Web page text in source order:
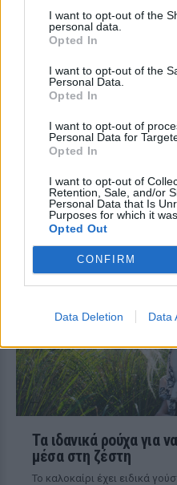
I want to opt-out of the
personal data.
Opted In
I want to opt-out of the
Personal Data.
Opted In
I want to opt-out of
Personal Data for
Opted In
I want to opt-out of
Retention, Sale, and/or
Personal Data that Is
Purposes for which it
Opted Out
CONFIRM
Data Deletion Data
Πώς
Έχει
το
Τα ιδανικά ρούχα για
μέσα στη ζέστη
To καλοκαίρι έχει ειδικά